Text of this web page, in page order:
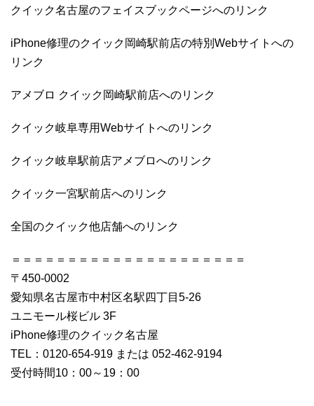
クイック名古屋のフェイスブックページへのリンク
iPhone修理のクイック岡崎駅前店の特別Webサイトへの
リンク
アメブロ クイック岡崎駅前店へのリンク
クイック岐阜専用Webサイトへのリンク
クイック岐阜駅前店アメブロへのリンク
クイック一宮駅前店へのリンク
全国のクイック他店舗へのリンク
＝＝＝＝＝＝＝＝＝＝＝＝＝＝＝＝＝＝＝＝＝
〒450-0002
愛知県名古屋市中村区名駅四丁目5-26
ユニモール桜ビル 3F
iPhone修理のクイック名古屋
TEL：0120-654-919 または 052-462-9194
受付時間10：00～19：00